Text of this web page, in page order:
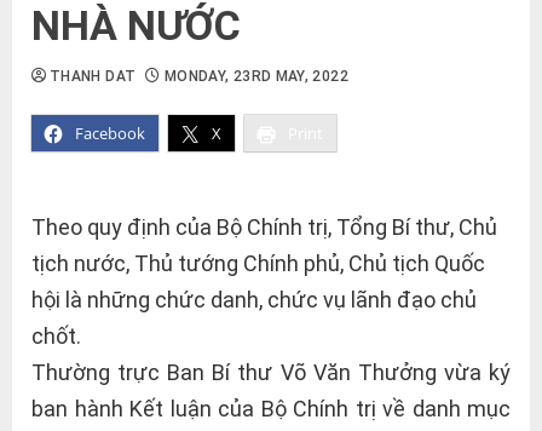
NHÀ NƯỚC
Facebook X
THANH DAT MONDAY, 23RD MAY, 2022
Theo quy định của Bộ Chính trị, Tổng Bí thư, Chủ
tịch nước, Thủ tướng Chính phủ, Chủ tịch Quốc
hội là những chức danh, chức vụ lãnh đạo chủ
chốt.
Thường trực Ban Bí thư Võ Văn Thưởng vừa ký
ban hành Kết luận của Bộ Chính trị về danh mục